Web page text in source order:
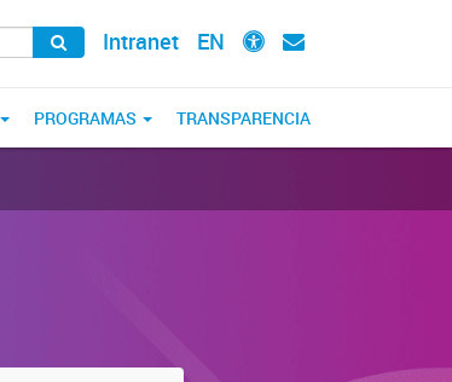
Intranet EN
PROGRAMAS TRANSPARENCIA